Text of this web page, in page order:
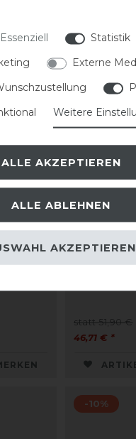
könnten
-10%
doppelt
statt 51,90 €
46,71 € *
-10%
Essenziell
Statistik
Externe
Weitere
ALLE AKZEPTIEREN
ALLE ABLEHNEN
AKZEPTIEREN